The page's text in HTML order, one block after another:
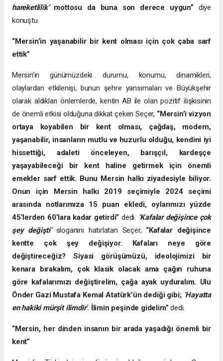
hareketlilik’mottosu da buna son derece uygun” diye
konuştu.
“Mersin’in yaşanabilir bir kent olması için çok çaba sarf
ettik”
Mersin’in günümüzdeki durumu, konumu, dinamikleri,
olaylardan etkilenişi, bunun şehre yansımaları ve Büyükşehir
olarak aldıkları önlemlerde, kentin AB ile olan pozitif ilişkisinin
de önemli etkisi olduğuna dikkat çeken Seçer, “Mersin’i vizyon
ortaya koyabilen bir kent olması, çağdaş, modern,
yaşanabilir, insanların mutlu ve huzurlu olduğu, kendini iyi
hissettiği, adaleti önceleyen, barışçıl, kardeşçe
yaşayabileceği bir kent haline getirmek için önemli
emekler sarf ettik. Bunu Mersin halkı ziyadesiyle biliyor.
Onun için Mersin halkı 2019 seçimiyle 2024 seçimi
arasında notlarımıza 15 puan ekledi, oylarımızı yüzde
45’lerden 60’lara kadar getirdi” dedi. ‘Kafalar değişince çok
şey değişti’sloganını hatırlatan Seçer, “Kafalar değişince
kentte çok şey değişiyor. Kafaları neye göre
değiştireceğiz? Siyasi görüşümüzü, ideolojimizi bir
kenara bırakalım, çok klasik olacak ama çağın ruhuna
göre kafalarımızı değiştirelim, çağa ayak uyduralım. Ulu
Önder Gazi Mustafa Kemal Atatürk’ün dediği gibi; ‘Hayatta
en hakiki mürşit ilimdir’. İlimin peşinde gidelim” dedi.
“Mersin, her dinden insanın bir arada yaşadığı önemli bir
kent”